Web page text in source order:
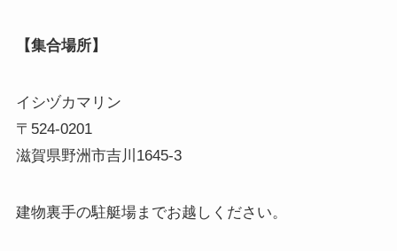
【集合場所】
イシヅカマリン
〒524-0201
滋賀県野洲市吉川1645-3
建物裏手の駐艇場までお越しください。